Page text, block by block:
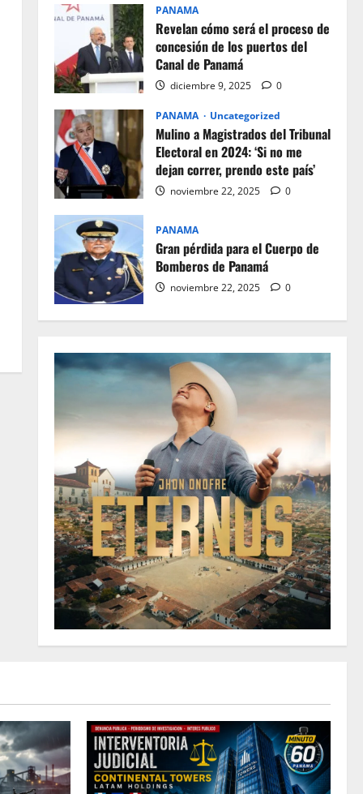
PANAMA
Revelan cómo será el proceso de
concesión de los puertos del
Canal de Panamá
diciembre 9, 2025 0
PANAMA Uncategorized
Mulino a Magistrados del Tribunal
Electoral en 2024: ‘Si no me
dejan correr, prendo este país’
noviembre 22, 2025 0
PANAMA
Gran pérdida para el Cuerpo de
Bomberos de Panamá
noviembre 22, 2025 0